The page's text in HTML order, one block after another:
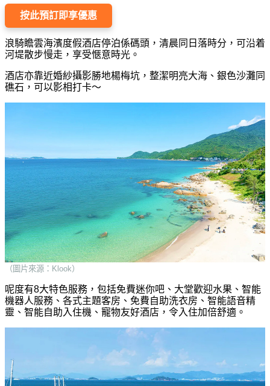
按此預訂即享優惠
浪騎瞻雲海濱度假酒店停泊係碼頭，清晨同日落時分，可沿着
河堤散步慢走，享受愜意時光。
酒店亦靠近婚紗攝影勝地楊梅坑，整潔明亮大海、銀色沙灘同
礁石，可以影相打卡～
（圖片來源：Klook）
呢度有8大特色服務，包括免費迷你吧、大堂歡迎水果、智能
機器人服務、各式主題客房、免費自助洗衣房、智能語音精
靈、智能自助入住機、寵物友好酒店，令入住加倍舒適。